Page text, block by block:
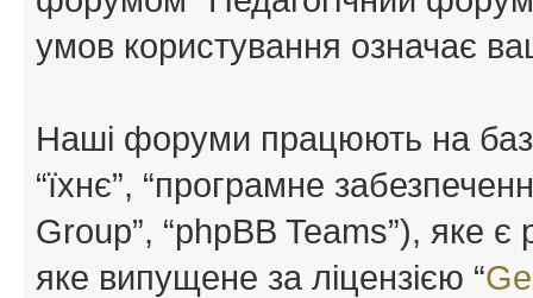
умов користування означає
Наші форуми працюють на
“їхнє”, “програмне
Group”, “phpBB Teams”), яке
яке випущене за ліцензією “